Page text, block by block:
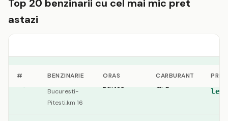
Top 20 benzinarii cu cel mai mic pret
astazi
# BENZINARIE ORAS CARBURANT
PRET
1
sos.
Bucuresti-
Pitesti,km 16
Buftea GPL